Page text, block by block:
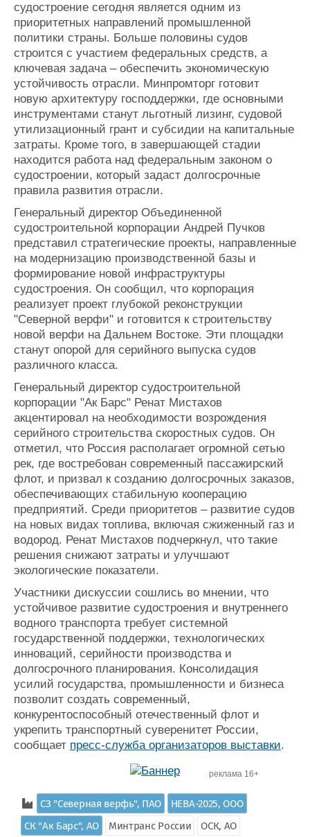
судостроение сегодня является одним из
приоритетных направлений промышленной
политики страны. Больше половины судов
строится с участием федеральных средств, а
ключевая задача – обеспечить экономическую
устойчивость отрасли. Минпромторг готовит
новую архитектуру господдержки, где основными
инструментами станут льготный лизинг, судовой
утилизационный грант и субсидии на капитальные
затраты. Кроме того, в завершающей стадии
находится работа над федеральным законом о
судостроении, который задаст долгосрочные
правила развития отрасли.
Генеральный директор Объединенной
судостроительной корпорации Андрей Пучков
представил стратегические проекты, направленные
на модернизацию производственной базы и
формирование новой инфраструктуры
судостроения. Он сообщил, что корпорация
реализует проект глубокой реконструкции
"Северной верфи" и готовится к строительству
новой верфи на Дальнем Востоке. Эти площадки
станут опорой для серийного выпуска судов
различного класса.
Генеральный директор судостроительной
корпорации "Ак Барс" Ренат Мистахов
акцентировал на необходимости возрождения
серийного строительства скоростных судов. Он
отметил, что Россия располагает огромной сетью
рек, где востребован современный пассажирский
флот, и призвал к созданию долгосрочных заказов,
обеспечивающих стабильную кооперацию
предприятий. Среди приоритетов – развитие судов
на новых видах топлива, включая сжиженный газ и
водород. Ренат Мистахов подчеркнул, что такие
решения снижают затраты и улучшают
экологические показатели.
Участники дискуссии сошлись во мнении, что
устойчивое развитие судостроения и внутреннего
водного транспорта требует системной
государственной поддержки, технологических
инноваций, серийности производства и
долгосрочного планирования. Консолидация
усилий государства, промышленности и бизнеса
позволит создать современный,
конкурентоспособный отечественный флот и
укрепить транспортный суверенитет России,
сообщает пресс-служба организаторов выставки.
реклама 16+
СЗ "Северная верфь", ПАО
НЕВА-2025, ООО
СК "Ак Барс", АО
Минтранс России ОСК, АО